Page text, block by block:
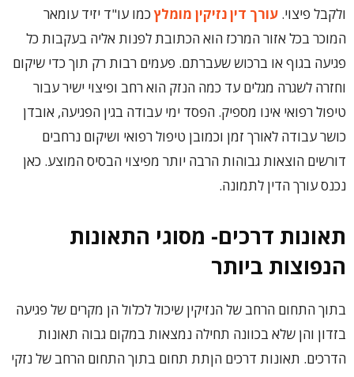
ולקבל פיצוי. עורך דין נזיקין מומלץכמו עו"ד יזיד עומאר
המוכר בכל אזור המרכז הוא הכתובת לפנות אליה בעקבות כל
פגיעה בגוף או ברכוש שעברתם. פעמים רבות רק תוך כדי שיקום
וחזרה לשגרה מגלים עד כמה הנזק הוא רחב ופיצוי ישיר עבור
טיפול רפואי אינו מספיק. הפסד ימי עבודה בגין הפגיעה, אובדן
כושר עבודה לאורך זמן וכמובן טיפול רפואי ושיקום נרחבים
דורשים הוצאות גבוהות הרבה יותר מפיצוי הבסיס המוצע. כאן
נכנס עורך הדין לתמונה.
תאונות דרכים- מסוגי התאונות
הנפוצות ביותר
בתוך התחום הרחב של הנזיקין שיכול לכלול הן מקרים של פגיעה
בזדון והן שלא בכוונה תחילה נמצאות במקום גבוה תאונות
הדרכים. תאונות דרכים הןתת תחום בתוך התחום הרחב של נזקי